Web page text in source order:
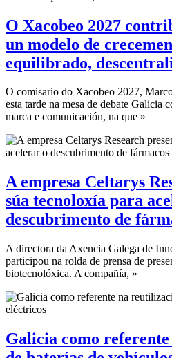
O Xacobeo 2027
un modelo de
equilibrado,
O comisario do Xacobeo 2027,
esta tarde na mesa de debate Galicia
marca e comunicación, na que »
A empresa Celtarys
súa tecnoloxía para
descubrimento de
A directora da Axencia Galega de
participou na rolda de prensa de
biotecnolóxica. A compañía, »
Galicia como